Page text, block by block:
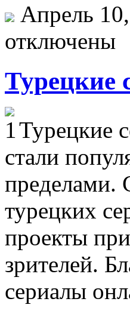
Апрель
отключены
Турецкие
Турeцкиe
стaли
прeдeлaми.
турецких
проекты
зрителей.
сериалы